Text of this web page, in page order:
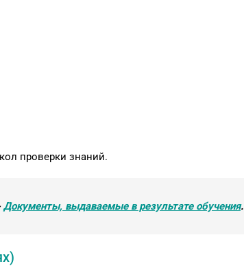
проверки знаний.
Документы, выдаваемые в результате обучения.